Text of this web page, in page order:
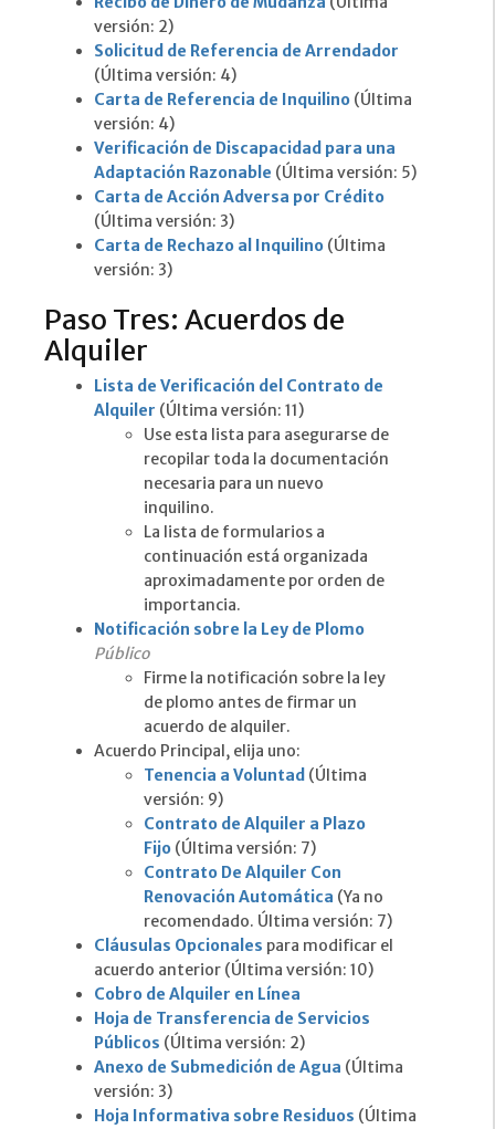
versión: 2)
Solicitud de Referencia de Arrendador
(Última versión: 4)
Carta de Referencia de Inquilino (Última
versión: 4)
Verificación de Discapacidad para una
Adaptación Razonable (Última versión: 5)
Carta de Acción Adversa por Crédito
(Última versión: 3)
Carta de Rechazo al Inquilino (Última
versión: 3)
Paso Tres: Acuerdos de
Alquiler
Lista de Verificación del Contrato de
Alquiler (Última versión: 11)
Use esta lista para asegurarse de
recopilar toda la documentación
necesaria para un nuevo
inquilino.
La lista de formularios a
continuación está organizada
aproximadamente por orden de
importancia.
Notificación sobre la Ley de Plomo
Público
Firme la notificación sobre la ley
de plomo antes de firmar un
acuerdo de alquiler.
Acuerdo Principal, elija uno:
Tenencia a Voluntad (Última
versión: 9)
Contrato de Alquiler a Plazo
Fijo (Última versión: 7)
Contrato De Alquiler Con
Renovación Automática (Ya no
recomendado. Última versión: 7)
Cláusulas Opcionales para modificar el
acuerdo anterior (Última versión: 10)
Cobro de Alquiler en Línea
Hoja de Transferencia de Servicios
Públicos (Última versión: 2)
Anexo de Submedición de Agua (Última
versión: 3)
Hoja Informativa sobre Residuos (Última